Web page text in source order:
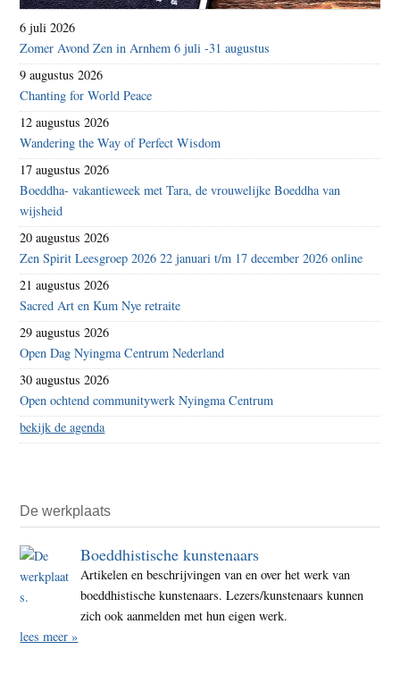
6 juli 2026
Zomer Avond Zen in Arnhem 6 juli -31 augustus
9 augustus 2026
Chanting for World Peace
12 augustus 2026
Wandering the Way of Perfect Wisdom
17 augustus 2026
Boeddha- vakantieweek met Tara, de vrouwelijke Boeddha van
wijsheid
20 augustus 2026
Zen Spirit Leesgroep 2026 22 januari t/m 17 december 2026 online
21 augustus 2026
Sacred Art en Kum Nye retraite
29 augustus 2026
Open Dag Nyingma Centrum Nederland
30 augustus 2026
Open ochtend communitywerk Nyingma Centrum
bekijk de agenda
De werkplaats
Boeddhistische kunstenaars
Artikelen en beschrijvingen van en over het werk van
boeddhistische kunstenaars. Lezers/kunstenaars kunnen
zich ook aanmelden met hun eigen werk.
lees meer »